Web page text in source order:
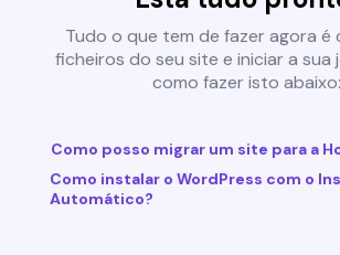
Tudo o que tem de fazer agora é
ficheiros do seu site e iniciar a sua
como fazer isto abaixo:
Como posso migrar um site para a
Como instalar o WordPress com o
Automático?